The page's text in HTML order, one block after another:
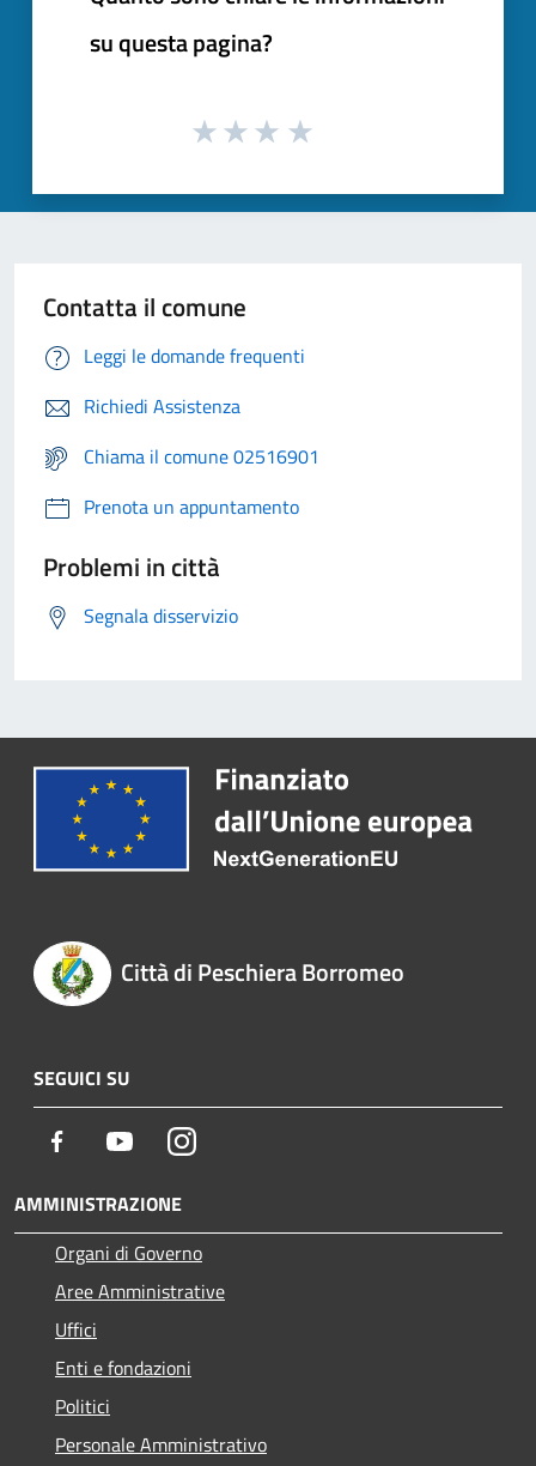
su questa pagina?
Contatta il comune
Leggi le domande frequenti
Richiedi Assistenza
Chiama il comune 02516901
Prenota un appuntamento
Problemi in città
Segnala disservizio
Città di Peschiera Borromeo
SEGUICI SU
Facebook YoutubeInstagram
AMMINISTRAZIONE
Organi di Governo
Aree Amministrative
Uffici
Enti e fondazioni
Politici
Personale Amministrativo